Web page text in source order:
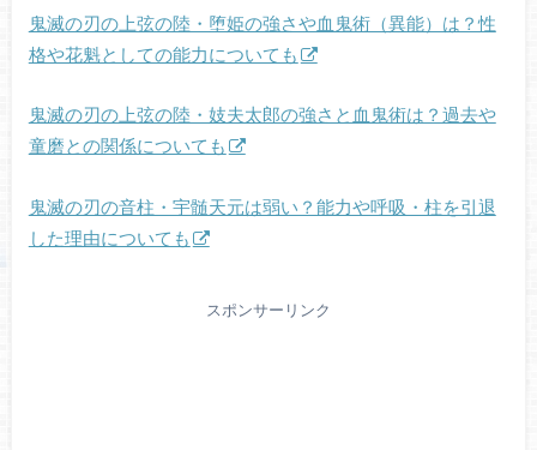
鬼滅の刃の上弦の陸・堕姫の強さや血鬼術（異能）は？性
格や花魁としての能力についても
鬼滅の刃の上弦の陸・妓夫太郎の強さと血鬼術は？過去や
童磨との関係についても
鬼滅の刃の音柱・宇髄天元は弱い？能力や呼吸・柱を引退
した理由についても
スポンサーリンク